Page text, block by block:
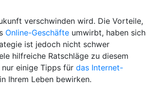
verschwinden wird. Die Vorteile,
Online-Geschäfte umwirbt, haben sich
ist jedoch nicht schwer
hilfreiche Ratschläge zu diesem
nur einige Tipps für das Internet-
Ihrem Leben bewirken.